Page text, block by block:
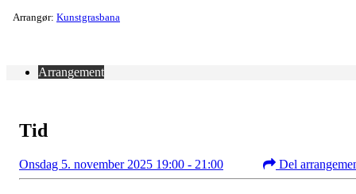
Arrangør: Kunstgrasbana
Arrangement
Tid
Onsdag 5. november 2025 19:00 - 21:00 Del